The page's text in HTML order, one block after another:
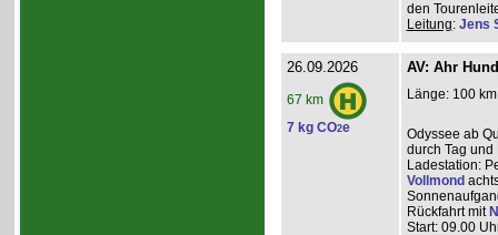
den
Leitung: Jens
26.09.2026
67 km
7 kg CO2e
AV: Ahr
Länge: 100
Odyssee ab
durch Tag
Ladestation:
Vollmond
Rückfahrt mit
Start: 09.00